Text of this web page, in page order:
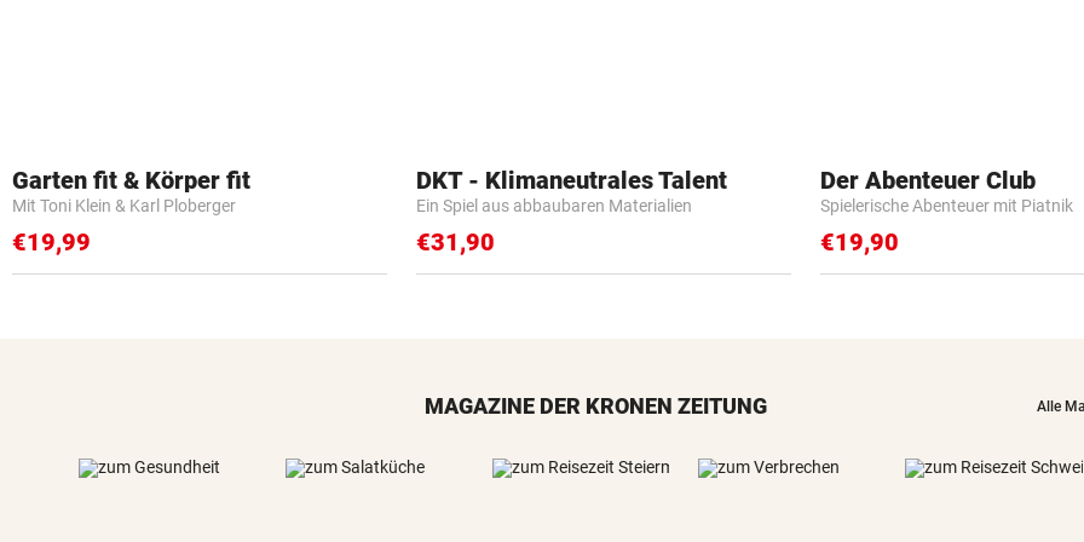
Garten fit & Körper fit
Mit Toni Klein & Karl Ploberger
€19,99
DKT - Klimaneutrales Talent
Ein Spiel aus abbaubaren Materialien
€31,90
Der Abenteuer Club
Spielerische Abenteuer mit Piatnik
€19,90
MAGAZINE DER KRONEN ZEITUNG Alle